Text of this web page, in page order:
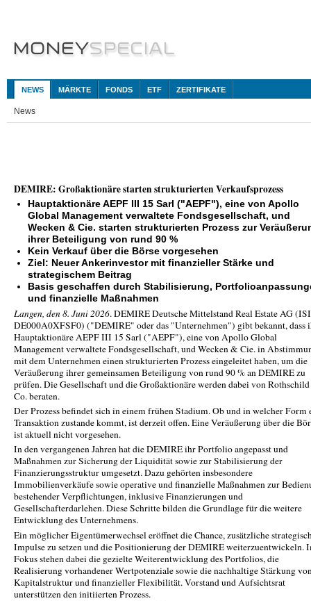
NEWS MÄRKTE FONDS ETF ZERTIFIKATE
News
DEMIRE: Großaktionäre starten strukturierten Verkaufsprozess
Hauptaktionäre AEPF III 15 Sarl ("AEPF"), eine von Apollo
Global Management verwaltete Fondsgesellschaft, und
Wecken & Cie. starten strukturierten Prozess zur
ihrer Beteiligung von rund 90 %
Kein Verkauf über die Börse vorgesehen
Ziel: Neuer Ankerinvestor mit finanzieller Stärke und
strategischem Beitrag
Basis geschaffen durch Stabilisierung,
und finanzielle Maßnahmen
Langen, den 8. Juni 2026. DEMIRE Deutsche Mittelstand Real Estate AG
DE000A0XFSF0) ("DEMIRE" oder das "Unternehmen") gibt bekannt, dass
Hauptaktionäre AEPF III 15 Sarl ("AEPF"), eine von Apollo Global
Management verwaltete Fondsgesellschaft, und Wecken & Cie. in
mit dem Unternehmen einen strukturierten Prozess eingeleitet haben, um die
Veräußerung ihrer gemeinsamen Beteiligung von rund 90 % an DEMIRE zu
prüfen. Die Gesellschaft und die Großaktionäre werden dabei von
Co. beraten.
Der Prozess befindet sich in einem frühen Stadium. Ob und in welcher Form
Transaktion zustande kommt, ist derzeit offen. Eine Veräußerung über die
ist aktuell nicht vorgesehen.
In den vergangenen Jahren hat die DEMIRE ihr Portfolio angepasst und
Maßnahmen zur Sicherung der Liquidität sowie zur Stabilisierung der
Finanzierungsstruktur umgesetzt. Dazu gehörten insbesondere
Immobilienverkäufe sowie operative und finanzielle Maßnahmen zur
bestehender Verpflichtungen, inklusive Finanzierungen und
Gesellschafterdarlehen. Diese Schritte bilden die Grundlage für die weitere
Entwicklung des Unternehmens.
Ein möglicher Eigentümerwechsel eröffnet die Chance, zusätzliche
Impulse zu setzen und die Positionierung der DEMIRE weiterzuentwickeln.
Fokus stehen dabei die gezielte Weiterentwicklung des Portfolios, die
Realisierung vorhandener Wertpotenziale sowie die nachhaltige Stärkung
Kapitalstruktur und finanzieller Flexibilität. Vorstand und Aufsichtsrat
unterstützen den initiierten Prozess.